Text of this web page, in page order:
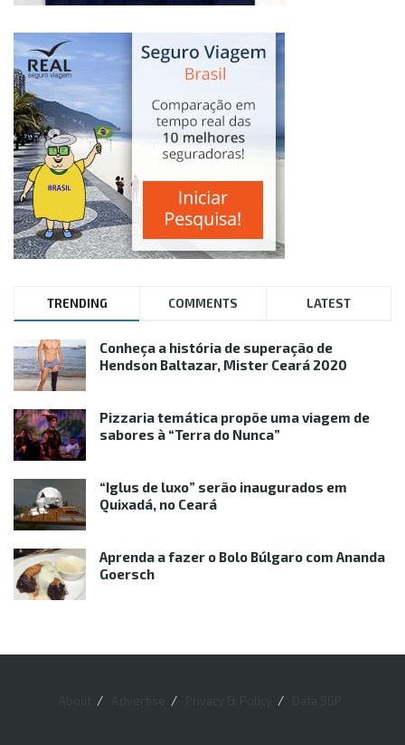
TRENDING COMMENTS LATEST
Conheça a história de superação de
Hendson Baltazar, Mister Ceará 2020
Pizzaria temática propõe uma viagem de
sabores à “Terra do Nunca”
“Iglus de luxo” serão inaugurados em
Quixadá, no Ceará
Aprenda a fazer o Bolo Búlgaro com Ananda
Goersch